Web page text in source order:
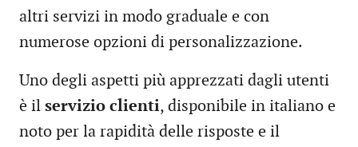
altri servizi in modo graduale e con
numerose opzioni di personalizzazione.
Uno degli aspetti più apprezzati dagli utenti
è il servizio clienti, disponibile in italiano e
noto per la rapidità delle risposte e il